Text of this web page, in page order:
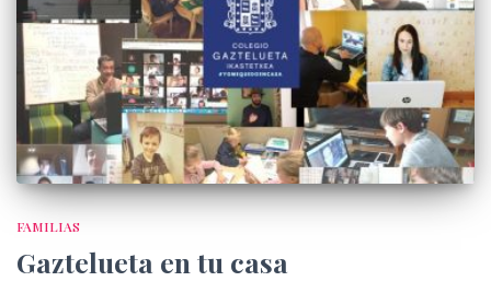
FAMILIAS
Gaztelueta en tu casa